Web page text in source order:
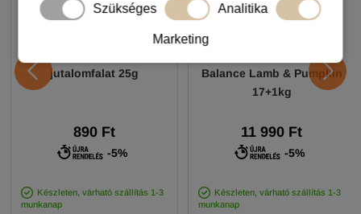
Szükséges Analitika
Marketing
jutalomfalat 25g
890 Ft
-5%
Készleten, várható szállítás 1-3
munkanap
Balance Lamb & Pumpkin
17+1kg
11 990 Ft
-5%
Készleten, várható szállítás 1-3
munkanap